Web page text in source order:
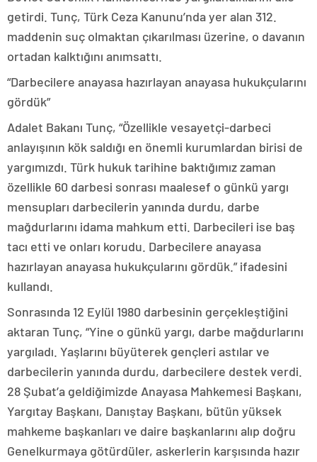
getirdi. Tunç, Türk Ceza Kanunu’nda yer alan 312.
maddenin suç olmaktan çıkarılması üzerine, o davanın
ortadan kalktığını anımsattı.
“Darbecilere anayasa hazırlayan anayasa hukukçularını
gördük”
Adalet Bakanı Tunç, “Özellikle vesayetçi-darbeci
anlayışının kök saldığı en önemli kurumlardan birisi de
yargımızdı. Türk hukuk tarihine baktığımız zaman
özellikle 60 darbesi sonrası maalesef o günkü yargı
mensupları darbecilerin yanında durdu, darbe
mağdurlarını idama mahkum etti. Darbecileri ise baş
tacı etti ve onları korudu. Darbecilere anayasa
hazırlayan anayasa hukukçularını gördük.” ifadesini
kullandı.
Sonrasında 12 Eylül 1980 darbesinin gerçekleştiğini
aktaran Tunç, “Yine o günkü yargı, darbe mağdurlarını
yargıladı. Yaşlarını büyüterek gençleri astılar ve
darbecilerin yanında durdu, darbecilere destek verdi.
28 Şubat’a geldiğimizde Anayasa Mahkemesi Başkanı,
Yargıtay Başkanı, Danıştay Başkanı, bütün yüksek
mahkeme başkanları ve daire başkanlarını alıp doğru
Genelkurmaya götürdüler, askerlerin karşısında hazır